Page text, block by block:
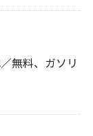
無料、ガソリ